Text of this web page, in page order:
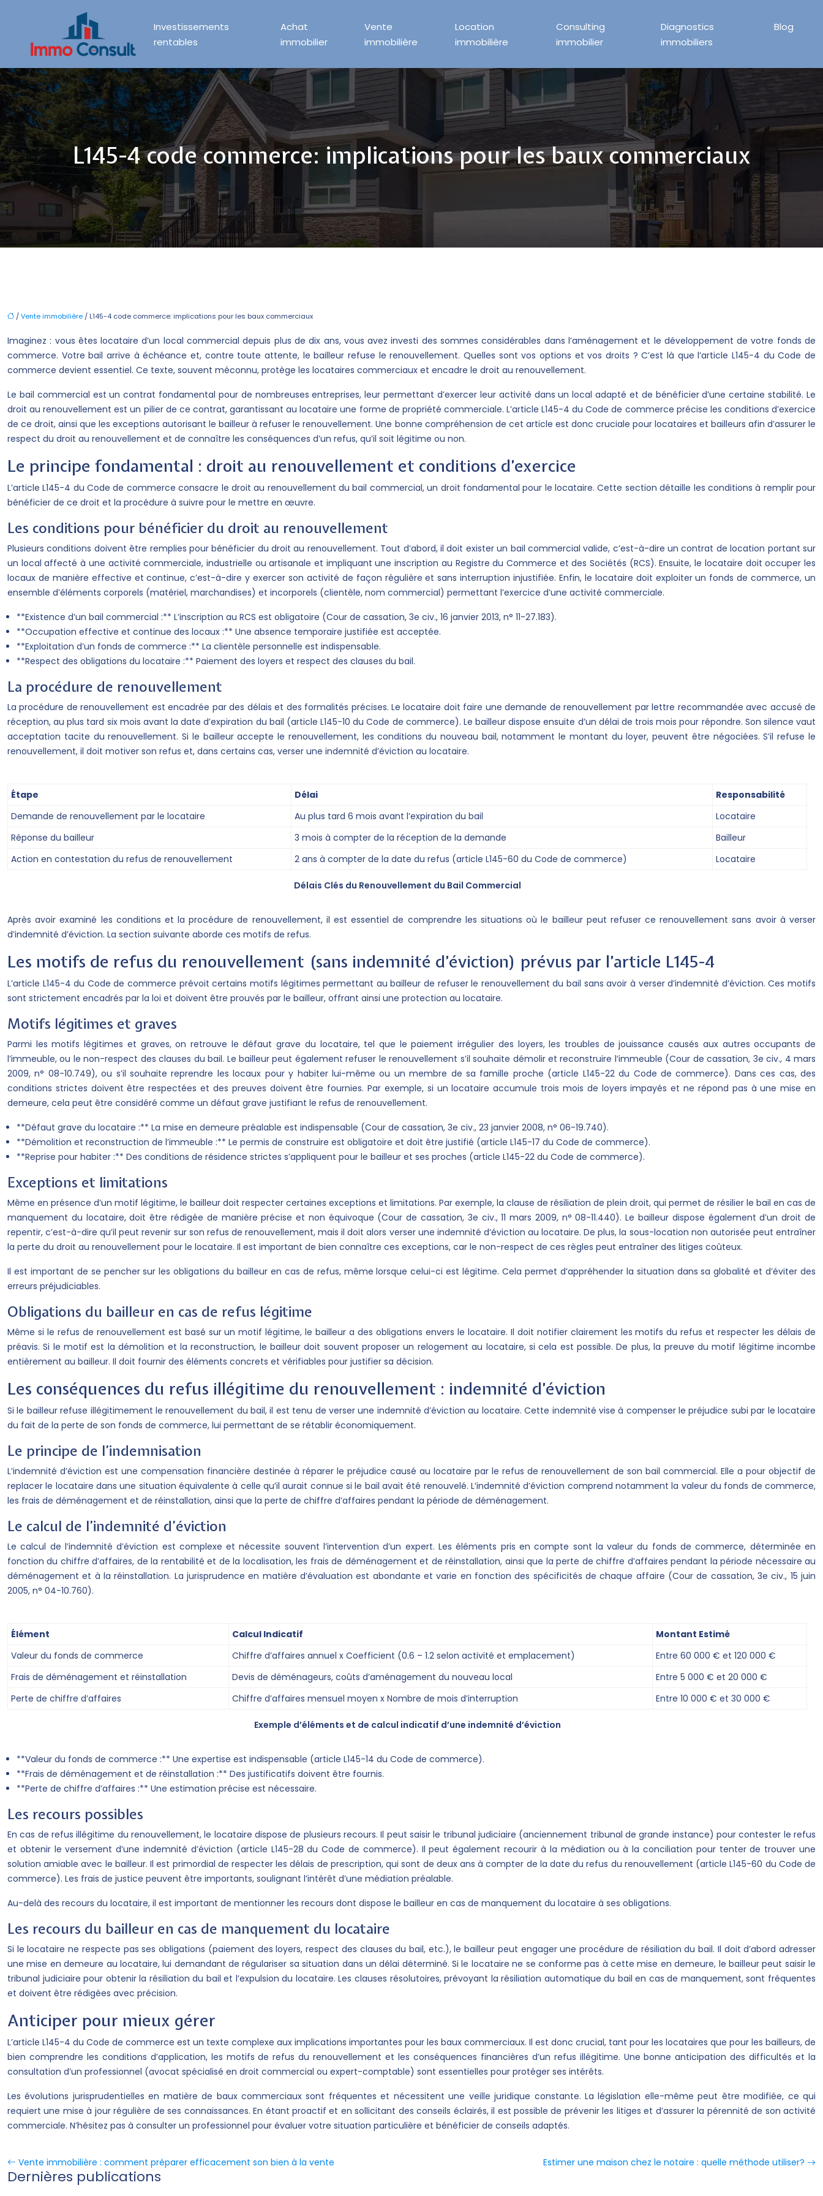
Investissements
rentables
Achat
immobilier
Vente
immobilière
Location
immobilière
Consulting
immobilier
Diagnostics
immobiliers
Blog
L145-4 code commerce: implications pour les baux commerciaux
/Vente immobilière / L145-4 code commerce: implications pour les baux commerciaux
Imaginez : vous êtes locataire d’un local commercial depuis plus de dix ans, vous avez investi des sommes considérables dans l’aménagement et le développement de votre fonds de
commerce. Votre bail arrive à échéance et, contre toute attente, le bailleur refuse le renouvellement. Quelles sont vos options et vos droits ? C’est là que l’article L145-4 du Code de
commerce devient essentiel. Ce texte, souvent méconnu, protège les locataires commerciaux et encadre le droit au renouvellement.
Le bail commercial est un contrat fondamental pour de nombreuses entreprises, leur permettant d’exercer leur activité dans un local adapté et de bénéficier d’une certaine stabilité. Le
droit au renouvellement est un pilier de ce contrat, garantissant au locataire une forme de propriété commerciale. L’article L145-4 du Code de commerce précise les conditions d’exercice
de ce droit, ainsi que les exceptions autorisant le bailleur à refuser le renouvellement. Une bonne compréhension de cet article est donc cruciale pour locataires et bailleurs afin d’assurer le
respect du droit au renouvellement et de connaître les conséquences d’un refus, qu’il soit légitime ou non.
Le principe fondamental : droit au renouvellement et conditions d’exercice
L’article L145-4 du Code de commerce consacre le droit au renouvellement du bail commercial, un droit fondamental pour le locataire. Cette section détaille les conditions à remplir pour
bénéficier de ce droit et la procédure à suivre pour le mettre en œuvre.
Les conditions pour bénéficier du droit au renouvellement
Plusieurs conditions doivent être remplies pour bénéficier du droit au renouvellement. Tout d’abord, il doit exister un bail commercial valide, c’est-à-dire un contrat de location portant sur
un local affecté à une activité commerciale, industrielle ou artisanale et impliquant une inscription au Registre du Commerce et des Sociétés (RCS). Ensuite, le locataire doit occuper les
locaux de manière effective et continue, c’est-à-dire y exercer son activité de façon régulière et sans interruption injustifiée. Enfin, le locataire doit exploiter un fonds de commerce, un
ensemble d’éléments corporels (matériel, marchandises) et incorporels (clientèle, nom commercial) permettant l’exercice d’une activité commerciale.
**Existence d’un bail commercial :** L’inscription au RCS est obligatoire (Cour de cassation, 3e civ., 16 janvier 2013, n° 11-27.183).
**Occupation effective et continue des locaux :** Une absence temporaire justifiée est acceptée.
**Exploitation d’un fonds de commerce :** La clientèle personnelle est indispensable.
**Respect des obligations du locataire :** Paiement des loyers et respect des clauses du bail.
La procédure de renouvellement
La procédure de renouvellement est encadrée par des délais et des formalités précises. Le locataire doit faire une demande de renouvellement par lettre recommandée avec accusé de
réception, au plus tard six mois avant la date d’expiration du bail (article L145-10 du Code de commerce). Le bailleur dispose ensuite d’un délai de trois mois pour répondre. Son silence vaut
acceptation tacite du renouvellement. Si le bailleur accepte le renouvellement, les conditions du nouveau bail, notamment le montant du loyer, peuvent être négociées. S’il refuse le
renouvellement, il doit motiver son refus et, dans certains cas, verser une indemnité d’éviction au locataire.
Délais Clés du Renouvellement du Bail Commercial
Étape Délai
Responsabilité
Demande de renouvellement par le locataire
Au plus tard 6 mois avant l’expiration du bail
Locataire
Réponse du bailleur
3 mois à compter de la réception de la demande
Bailleur
Action en contestation du refus de renouvellement
2 ans à compter de la date du refus (article L145-60 du Code de commerce) Locataire
Après avoir examiné les conditions et la procédure de renouvellement, il est essentiel de comprendre les situations où le bailleur peut refuser ce renouvellement sans avoir à verser
d’indemnité d’éviction. La section suivante aborde ces motifs de refus.
Les motifs de refus du renouvellement (sans indemnité d’éviction) prévus par l’article L145-4
L’article L145-4 du Code de commerce prévoit certains motifs légitimes permettant au bailleur de refuser le renouvellement du bail sans avoir à verser d’indemnité d’éviction. Ces motifs
sont strictement encadrés par la loi et doivent être prouvés par le bailleur, offrant ainsi une protection au locataire.
Motifs légitimes et graves
Parmi les motifs légitimes et graves, on retrouve le défaut grave du locataire, tel que le paiement irrégulier des loyers, les troubles de jouissance causés aux autres occupants de
l’immeuble, ou le non-respect des clauses du bail. Le bailleur peut également refuser le renouvellement s’il souhaite démolir et reconstruire l’immeuble (Cour de cassation, 3e civ., 4 mars
2009, n° 08-10.749), ou s’il souhaite reprendre les locaux pour y habiter lui-même ou un membre de sa famille proche (article L145-22 du Code de commerce). Dans ces cas, des
conditions strictes doivent être respectées et des preuves doivent être fournies. Par exemple, si un locataire accumule trois mois de loyers impayés et ne répond pas à une mise en
demeure, cela peut être considéré comme un défaut grave justifiant le refus de renouvellement.
**Défaut grave du locataire :** La mise en demeure préalable est indispensable (Cour de cassation, 3e civ., 23 janvier 2008, n° 06-19.740).
**Démolition et reconstruction de l’immeuble :** Le permis de construire est obligatoire et doit être justifié (article L145-17 du Code de commerce).
**Reprise pour habiter :** Des conditions de résidence strictes s’appliquent pour le bailleur et ses proches (article L145-22 du Code de commerce).
Exceptions et limitations
Même en présence d’un motif légitime, le bailleur doit respecter certaines exceptions et limitations. Par exemple, la clause de résiliation de plein droit, qui permet de résilier le bail en cas de
manquement du locataire, doit être rédigée de manière précise et non équivoque (Cour de cassation, 3e civ., 11 mars 2009, n° 08-11.440). Le bailleur dispose également d’un droit de
repentir, c’est-à-dire qu’il peut revenir sur son refus de renouvellement, mais il doit alors verser une indemnité d’éviction au locataire. De plus, la sous-location non autorisée peut entraîner
la perte du droit au renouvellement pour le locataire. Il est important de bien connaître ces exceptions, car le non-respect de ces règles peut entraîner des litiges coûteux.
Il est important de se pencher sur les obligations du bailleur en cas de refus, même lorsque celui-ci est légitime. Cela permet d’appréhender la situation dans sa globalité et d’éviter des
erreurs préjudiciables.
Obligations du bailleur en cas de refus légitime
Même si le refus de renouvellement est basé sur un motif légitime, le bailleur a des obligations envers le locataire. Il doit notifier clairement les motifs du refus et respecter les délais de
préavis. Si le motif est la démolition et la reconstruction, le bailleur doit souvent proposer un relogement au locataire, si cela est possible. De plus, la preuve du motif légitime incombe
entièrement au bailleur. Il doit fournir des éléments concrets et vérifiables pour justifier sa décision.
Les conséquences du refus illégitime du renouvellement : indemnité d’éviction
Si le bailleur refuse illégitimement le renouvellement du bail, il est tenu de verser une indemnité d’éviction au locataire. Cette indemnité vise à compenser le préjudice subi par le locataire
du fait de la perte de son fonds de commerce, lui permettant de se rétablir économiquement.
Le principe de l’indemnisation
L’indemnité d’éviction est une compensation financière destinée à réparer le préjudice causé au locataire par le refus de renouvellement de son bail commercial. Elle a pour objectif de
replacer le locataire dans une situation équivalente à celle qu’il aurait connue si le bail avait été renouvelé. L’indemnité d’éviction comprend notamment la valeur du fonds de commerce,
les frais de déménagement et de réinstallation, ainsi que la perte de chiffre d’affaires pendant la période de déménagement.
Le calcul de l’indemnité d’éviction
Le calcul de l’indemnité d’éviction est complexe et nécessite souvent l’intervention d’un expert. Les éléments pris en compte sont la valeur du fonds de commerce, déterminée en
fonction du chiffre d’affaires, de la rentabilité et de la localisation, les frais de déménagement et de réinstallation, ainsi que la perte de chiffre d’affaires pendant la période nécessaire au
déménagement et à la réinstallation. La jurisprudence en matière d’évaluation est abondante et varie en fonction des spécificités de chaque affaire (Cour de cassation, 3e civ., 15 juin
2005, n° 04-10.760).
Exemple d’éléments et de calcul indicatif d’une indemnité d’éviction
Élément Calcul Indicatif
Montant Estimé
Valeur du fonds de commerce
Chiffre d’affaires annuel x Coefficient (0.6 – 1.2 selon activité et emplacement)
Entre 60 000 € et 120 000 €
Frais de déménagement et réinstallation
Devis de déménageurs, coûts d’aménagement du nouveau local
Entre 5 000 € et 20 000 €
Perte de chiffre d’affaires
Chiffre d’affaires mensuel moyen x Nombre de mois d’interruption Entre 10 000 € et 30 000 €
**Valeur du fonds de commerce :** Une expertise est indispensable (article L145-14 du Code de commerce).
**Frais de déménagement et de réinstallation :** Des justificatifs doivent être fournis.
**Perte de chiffre d’affaires :** Une estimation précise est nécessaire.
Les recours possibles
En cas de refus illégitime du renouvellement, le locataire dispose de plusieurs recours. Il peut saisir le tribunal judiciaire (anciennement tribunal de grande instance) pour contester le refus
et obtenir le versement d’une indemnité d’éviction (article L145-28 du Code de commerce). Il peut également recourir à la médiation ou à la conciliation pour tenter de trouver une
solution amiable avec le bailleur. Il est primordial de respecter les délais de prescription, qui sont de deux ans à compter de la date du refus du renouvellement (article L145-60 du Code de
commerce). Les frais de justice peuvent être importants, soulignant l’intérêt d’une médiation préalable.
Au-delà des recours du locataire, il est important de mentionner les recours dont dispose le bailleur en cas de manquement du locataire à ses obligations.
Les recours du bailleur en cas de manquement du locataire
Si le locataire ne respecte pas ses obligations (paiement des loyers, respect des clauses du bail, etc.), le bailleur peut engager une procédure de résiliation du bail. Il doit d’abord adresser
une mise en demeure au locataire, lui demandant de régulariser sa situation dans un délai déterminé. Si le locataire ne se conforme pas à cette mise en demeure, le bailleur peut saisir le
tribunal judiciaire pour obtenir la résiliation du bail et l’expulsion du locataire. Les clauses résolutoires, prévoyant la résiliation automatique du bail en cas de manquement, sont fréquentes
et doivent être rédigées avec précision.
Anticiper pour mieux gérer
L’article L145-4 du Code de commerce est un texte complexe aux implications importantes pour les baux commerciaux. Il est donc crucial, tant pour les locataires que pour les bailleurs, de
bien comprendre les conditions d’application, les motifs de refus du renouvellement et les conséquences financières d’un refus illégitime. Une bonne anticipation des difficultés et la
consultation d’un professionnel (avocat spécialisé en droit commercial ou expert-comptable) sont essentielles pour protéger ses intérêts.
Les évolutions jurisprudentielles en matière de baux commerciaux sont fréquentes et nécessitent une veille juridique constante. La législation elle-même peut être modifiée, ce qui
requiert une mise à jour régulière de ses connaissances. En étant proactif et en sollicitant des conseils éclairés, il est possible de prévenir les litiges et d’assurer la pérennité de son activité
commerciale. N’hésitez pas à consulter un professionnel pour évaluer votre situation particulière et bénéficier de conseils adaptés.
Vente immobilière : comment préparer efficacement son bien à la vente Estimer une maison chez le notaire : quelle méthode utiliser?
Dernières publications